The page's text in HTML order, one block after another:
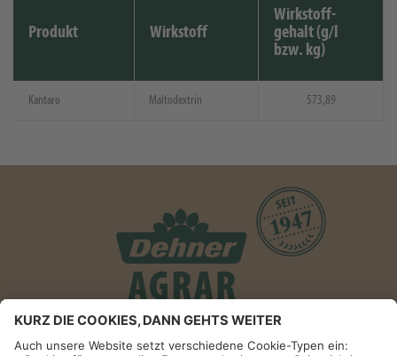
Produkt Wirkstoff
Wirkstoff-
gehalt (g/l
bzw. kg)
Kantaro Maltodextrin 573,89